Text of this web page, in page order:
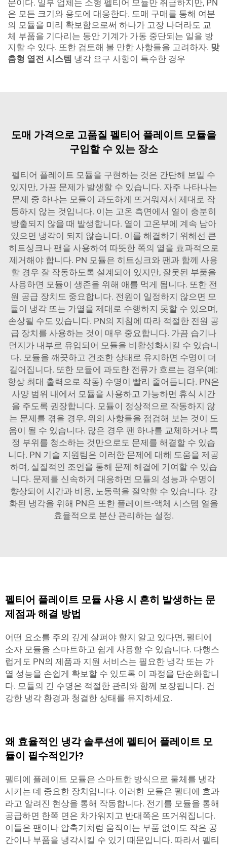
문이다. 일부 업체는 소형 펠티어 모듈만 취급하지만, PN
은 모든 크기와 용도에 대응한다. 도매 구매를 통해 여분
의 모듈을 미리 확보함으로써 하나가 고장 나더라도 교
체 부품을 기다리는 동안 기계가 가동 중단되는 일을 방
지할 수 있다. 또한 검토해 볼 만한 사항들을 고려하자. 맞
춤형 열전 시스템 냉각 요구 사항이 특수한 경우
도매 가격으로 고품질 펠티어 플레이트 모듈을
구입할 수 있는 장소
펠티어 플레이트 모듈을 구현하는 것은 간단해 보일 수
있지만, 가끔 문제가 발생할 수 있습니다. 자주 나타나는
문제 중 하나는 모듈이 과도하게 뜨거워져서 제대로 작
동하지 않는 것입니다. 이는 고온 측면에서 열이 충분히
방출되지 않을 때 발생합니다. 열이 고온부에 계속 남아
있으면 냉각이 되지 않습니다. 이를 해결하기 위해선 큰
히트싱크나 팬을 사용하여 따뜻한 쪽의 열을 효과적으로
제거해야 합니다. PN 모듈은 히트싱크와 팬과 함께 사용
할 경우 잘 작동하도록 설계되어 있지만, 잘못된 부품을
사용하면 모듈이 생존을 위해 애를 먹게 됩니다. 또한 전
원 공급 장치도 중요합니다. 전원이 일정하지 않으면 모
듈이 냉각 또는 가열을 제대로 수행하지 못할 수 있으며,
손상될 수도 있습니다. PN의 지침에 따라 적절한 전원 공
급 장치를 사용하는 것이 매우 중요합니다. 가끔 습기나
먼지가 내부로 유입되어 모듈을 비활성화시킬 수 있습니
다. 모듈을 깨끗하고 건조한 상태로 유지하면 수명이 더
길어집니다. 또한 모듈에 과도한 전류가 흐르는 경우(예:
항상 최대 출력으로 작동) 수명이 빨리 줄어듭니다. PN은
사양 범위 내에서 모듈을 사용하고 가능하면 휴식 시간
을 주도록 권장합니다. 모듈이 정상적으로 작동하지 않
는 문제를 겪을 경우, 위의 사항들을 점검해 보는 것이 도
움이 될 수 있습니다. 많은 경우 팬 하나를 교체하거나 특
정 부위를 청소하는 것만으로도 문제를 해결할 수 있습
니다. PN 기술 지원팀은 이러한 문제에 대해 도움을 제공
하며, 실질적인 조언을 통해 문제 해결에 기여할 수 있습
니다. 문제를 신속하게 대응하면 모듈의 성능과 수명이
향상되어 시간과 비용, 노동력을 절약할 수 있습니다. 강
화된 냉각을 위해 PN은 또한 플레이트-액체 시스템 열을
효율적으로 분산 관리하는 설정.
펠티어 플레이트 모듈 사용 시 흔히 발생하는 문
제점과 해결 방법
어떤 요소를 주의 깊게 살펴야 할지 알고 있다면, 펠티에
소자 모듈을 스마트하고 쉽게 사용할 수 있습니다. 다행스
럽게도 PN의 제품과 지원 서비스는 필요한 냉각 또는 가
열 성능을 손쉽게 확보할 수 있도록 이 과정을 단순화합니
다. 모듈의 긴 수명은 적절한 관리와 함께 보장됩니다. 건
강한 냉각 환경과 청결한 상태를 유지하세요.
왜 효율적인 냉각 솔루션에 펠티어 플레이트 모
듈이 필수적인가?
펠티에 플레이트 모듈은 스마트한 방식으로 물체를 냉각
시키는 데 중요한 장치입니다. 이러한 모듈은 펠티에 효과
라고 알려진 현상을 통해 작동합니다. 전기를 모듈을 통해
공급하면 한쪽 면은 차가워지고 반대쪽은 뜨거워집니다.
이들은 팬이나 압축기처럼 움직이는 부품 없이도 작은 공
간이나 부품을 냉각시킬 수 있기 때문입니다. 따라서 펠티